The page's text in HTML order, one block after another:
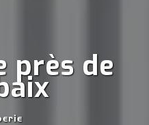
près de